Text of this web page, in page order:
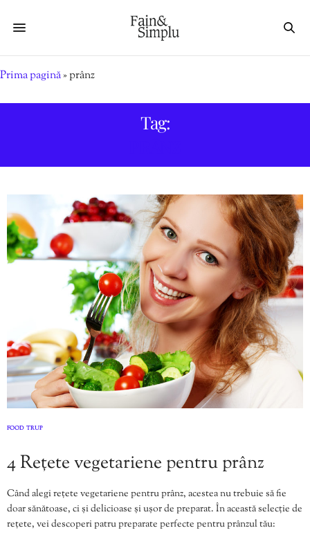
Prima pagină»prânz
Tag:
FOOD TRUP
4 Rețete vegetariene pentru prânz
Când alegi rețete vegetariene pentru prânz, acestea nu trebuie să fie
doar sănătoase, ci și delicioase și ușor de preparat. În această selecție de
rețete, vei descoperi patru preparate perfecte pentru prânzul tău: